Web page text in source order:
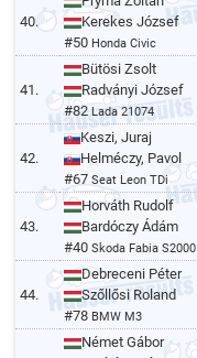
40.
Kerekes József
#50 Honda Civic
41.
Bütösi Zsolt
Radványi József
#82Lada 21074
42.
Keszi, Juraj
Helméczy, Pavol
#67Seat Leon TDi
43.
Horváth Rudolf
Bardóczy Ádám
#40Skoda Fabia S2000
44.
Debreceni Péter
Szőllősi Roland
#78 BMW M3
Német Gábor